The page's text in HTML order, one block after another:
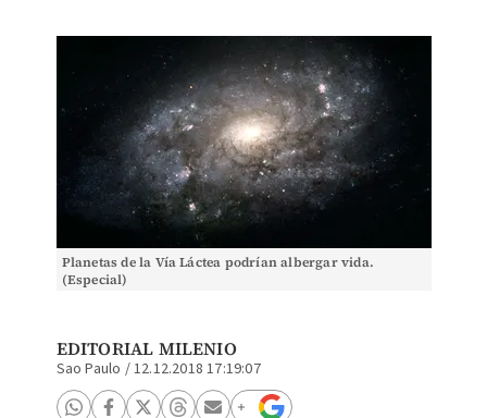
Planetas de la Vía Láctea podrían albergar vida.
(Especial)
EDITORIAL MILENIO
Sao Paulo /12.12.2018 17:19:07